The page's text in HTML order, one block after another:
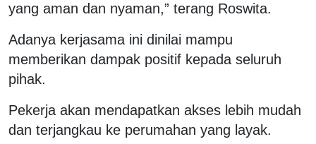
yang aman dan nyaman,” terang Roswita.
Adanya kerjasama ini dinilai mampu
memberikan dampak positif kepada seluruh
pihak.
Pekerja akan mendapatkan akses lebih mudah
dan terjangkau ke perumahan yang layak.